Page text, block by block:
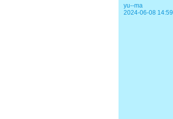
yu--ma
2024-06-08 14:59